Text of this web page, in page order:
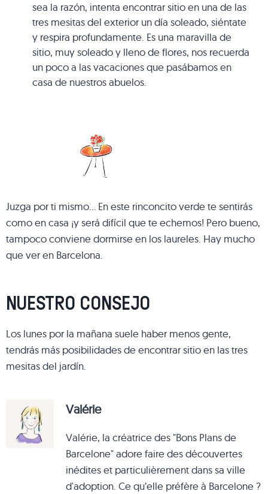
sea la razón, intenta encontrar sitio en una de las
tres mesitas del exterior un día soleado, siéntate
y respira profundamente. Es una maravilla de
sitio, muy soleado y lleno de flores, nos recuerda
un poco a las vacaciones que pasábamos en
casa de nuestros abuelos.
Juzga por ti mismo… En este rinconcito verde te sentirás
como en casa ¡y será difícil que te echemos! Pero bueno,
tampoco conviene dormirse en los laureles. Hay mucho
que ver en Barcelona.
NUESTRO CONSEJO
Los lunes por la mañana suele haber menos gente,
tendrás más posibilidades de encontrar sitio en las tres
mesitas del jardín.
Valérie
Valérie, la créatrice des "Bons Plans de
Barcelone" adore faire des découvertes
inédites et particulièrement dans sa ville
d'adoption. Ce qu’elle préfère à Barcelone ?